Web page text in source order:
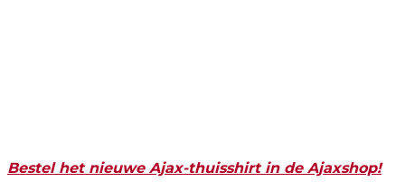
Bestel het nieuwe Ajax-thuisshirt in de Ajaxshop!